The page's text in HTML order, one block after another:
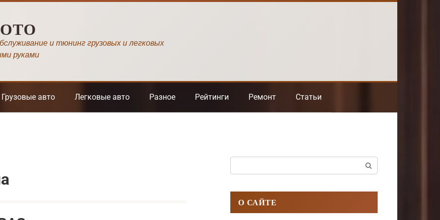
и тюнинг грузовых и легковых
руками
Грузовые авто Легковые авто Разное Рейтинги Ремонт Статьи
О САЙТЕ